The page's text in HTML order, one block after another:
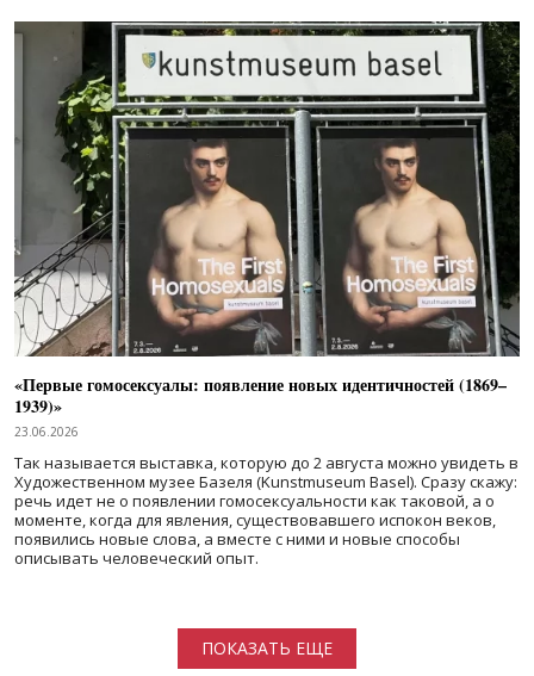
«Первые гомосексуалы: появление новых идентичностей (1869–
1939)»
23.06.2026
Так называется выставка, которую до 2 августа можно увидеть в
Художественном музее Базеля (Kunstmuseum Basel). Сразу скажу:
речь идет не о появлении гомосексуальности как таковой, а о
моменте, когда для явления, существовавшего испокон веков,
появились новые слова, а вместе с ними и новые способы
описывать человеческий опыт.
ПОКАЗАТЬ ЕЩЕ